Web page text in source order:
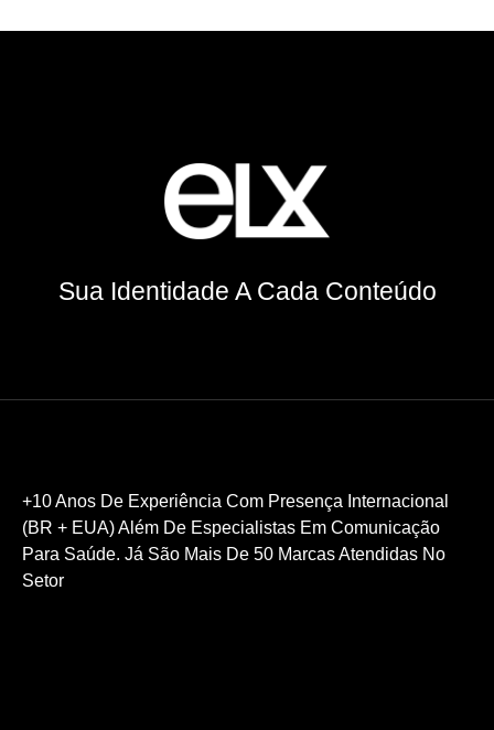
Sua Identidade A Cada Conteúdo
+10 Anos De Experiência Com Presença Internacional
(BR + EUA) Além De Especialistas Em Comunicação
Para Saúde. Já São MAis De 50 Marcas Atendidas No
Setor